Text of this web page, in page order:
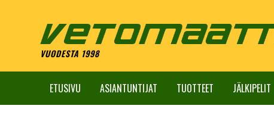
VUODESTA 1998
ETUSIVU ASIANTUNTIJAT TUOTTEET JÄLKIPELIT